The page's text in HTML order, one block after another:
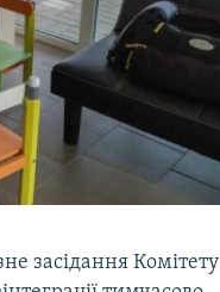
засідання Комітету